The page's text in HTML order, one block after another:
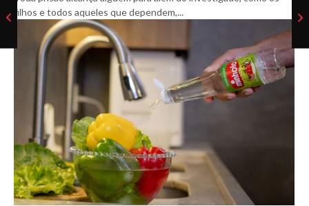
filhos e todos aqueles que dependem,...